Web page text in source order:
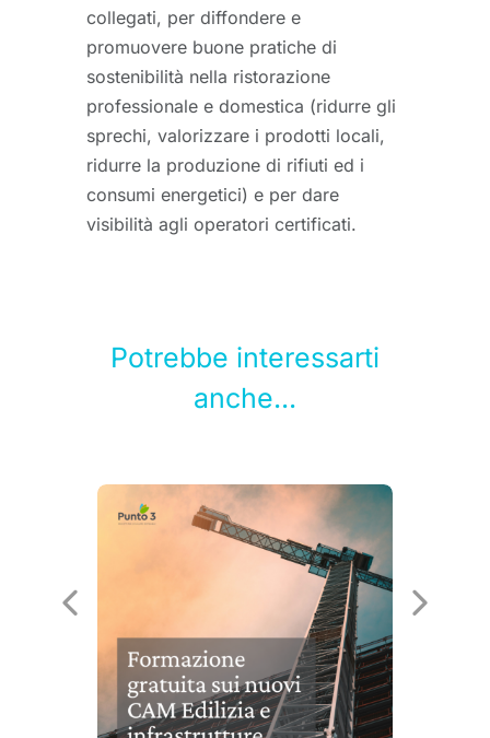
collegati, per diffondere e
promuovere buone pratiche di
sostenibilità nella ristorazione
professionale e domestica (ridurre gli
sprechi, valorizzare i prodotti locali,
ridurre la produzione di rifiuti ed i
consumi energetici) e per dare
visibilità agli operatori certificati.
Potrebbe interessarti
anche...